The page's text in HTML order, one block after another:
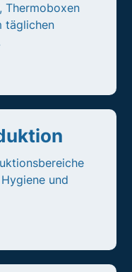
Thermoboxen
täglichen
und